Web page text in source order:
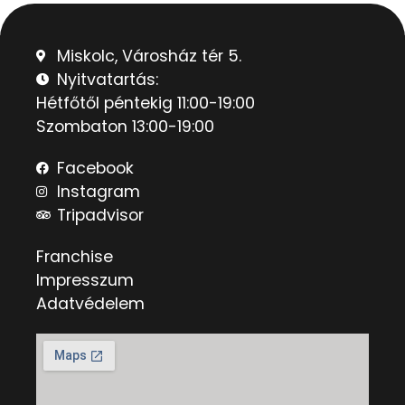
Miskolc, Városház tér 5.
Nyitvatartás:
Hétfőtől péntekig 11:00-19:00
Szombaton 13:00-19:00
Facebook
Instagram
Tripadvisor
Franchise
Impresszum
Adatvédelem